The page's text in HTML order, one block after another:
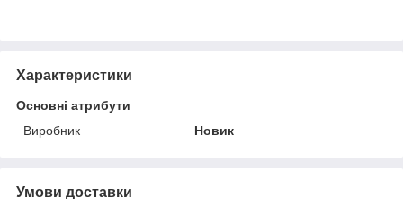
Характеристики
Основні атрибути
Виробник
Новик
Умови доставки